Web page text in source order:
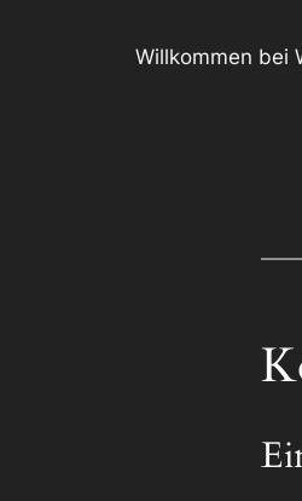
Willkommen bei